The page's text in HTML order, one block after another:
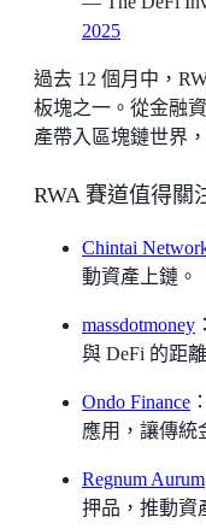
2025
過去 12 個月中，
板塊之一。從金融
產帶入區塊鏈世界
RWA 賽道值得關
Chintai
動資產上鏈。
massdotmoney
與 DeFi 的距
Ondo Finance
應用，讓傳統
Regnum Aurum
押品，推動資